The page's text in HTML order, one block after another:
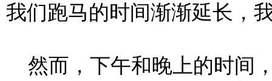
我们跑马的时间渐渐延长，
然而，下午和晚上的时间